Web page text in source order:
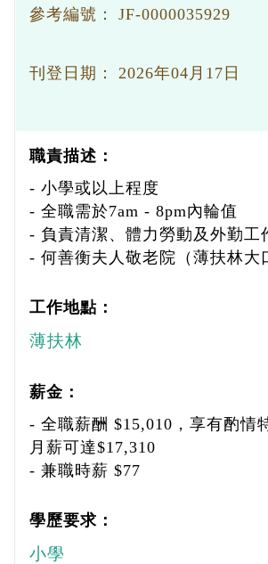
參考編號： JF-0000035929
刊登日期： 2026年04月17日
職責描述：
- 小學或以上程度
- 全職需於7am - 8pm內輪值
- 負責清潔、體力勞動及外勤工
- 何善衡夫人敬老院（薄扶林大
工作地點：
薄扶林
薪金：
- 全職薪酬 $15,010，享有酌情
月薪可達$17,310
- 兼職時薪 $77
學歷要求：
小學